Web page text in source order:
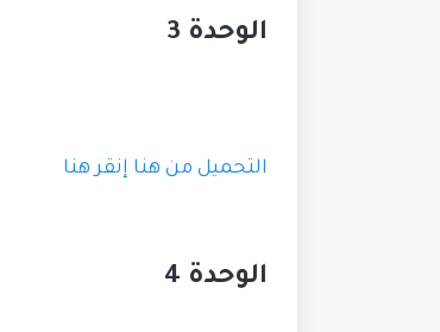
الوحدة 3
التحميل من هنا إنقر هنا
الوحدة 4